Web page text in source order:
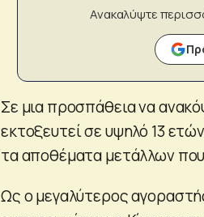
Ανακαλύψτε
Σε μια προσπάθεια να
εκτοξευτεί σε υψηλό 13
τα αποθέματα μετάλλων που
Ως ο μεγαλύτερος